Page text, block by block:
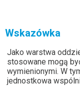
Wskazówka
Jako warstwa
stosowane mogą
wymienionymi. W
jednostkowa